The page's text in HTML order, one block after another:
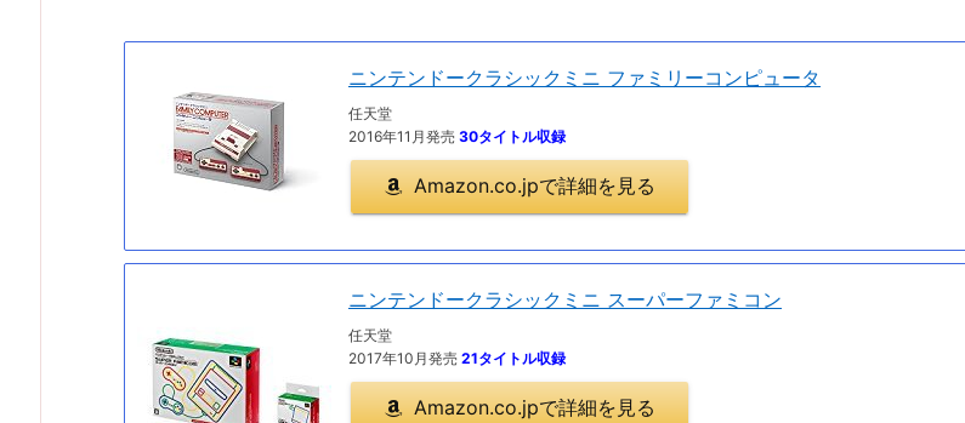
ニンテンドークラシックミニ ファミリーコンピュータ
任天堂
2016年11月発売 30タイトル収録
Amazon.co.jpで詳細を見る
ニンテンドークラシックミニ スーパーファミコン
任天堂
2017年10月発売 21タイトル収録
Amazon.co.jpで詳細を見る